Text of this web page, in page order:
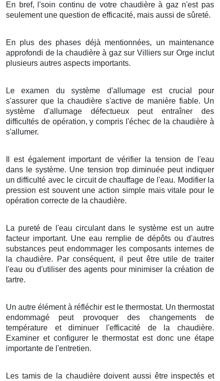
En bref, l'soin continu de votre chaudière à gaz n'est pas
seulement une question de efficacité, mais aussi de sûreté.
En plus des phases déjà mentionnées, un maintenance
approfondi de la chaudière à gaz sur Villiers sur Orge inclut
plusieurs autres aspects importants.
Le examen du système d'allumage est crucial pour
s'assurer que la chaudière s'active de manière fiable. Un
système d'allumage défectueux peut entraîner des
difficultés de opération, y compris l'échec de la chaudière à
s'allumer.
Il est également important de vérifier la tension de l'eau
dans le système. Une tension trop diminuée peut indiquer
un difficulté avec le circuit de chauffage de l'eau. Modifier la
pression est souvent une action simple mais vitale pour le
opération correcte de la chaudière.
La pureté de l'eau circulant dans le système est un autre
facteur important. Une eau remplie de dépôts ou d'autres
substances peut endommager les composants internes de
la chaudière. Par conséquent, il peut être utile de traiter
l'eau ou d'utiliser des agents pour minimiser la création de
tartre.
Un autre élément à réfléchir est le thermostat. Un thermostat
endommagé peut provoquer des changements de
température et diminuer l'efficacité de la chaudière.
Examiner et configurer le thermostat est donc une étape
importante de l'entretien.
Les tamis de la chaudière doivent aussi être inspectés et